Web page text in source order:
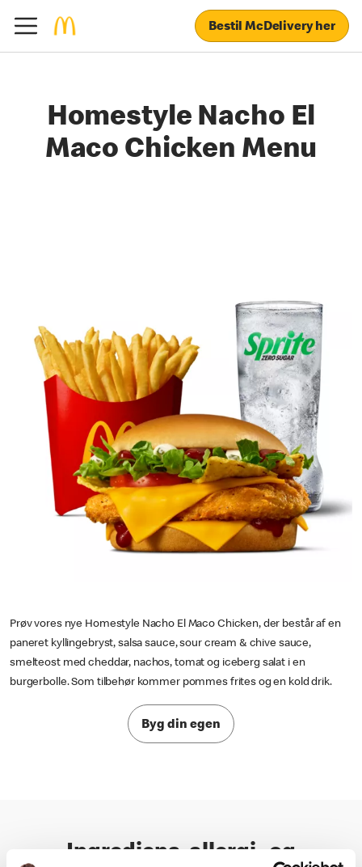
Bestil McDelivery her
Homestyle Nacho El
Maco Chicken Menu
Prøv vores nye Homestyle Nacho El Maco Chicken, der består af en
paneret kyllingebryst, salsa sauce, sour cream & chive sauce,
smelteost med cheddar, nachos, tomat og iceberg salat i en
burgerbolle. Som tilbehør kommer pommes frites og en kold drik.
Byg din egen
Ingrediens, allergi- og